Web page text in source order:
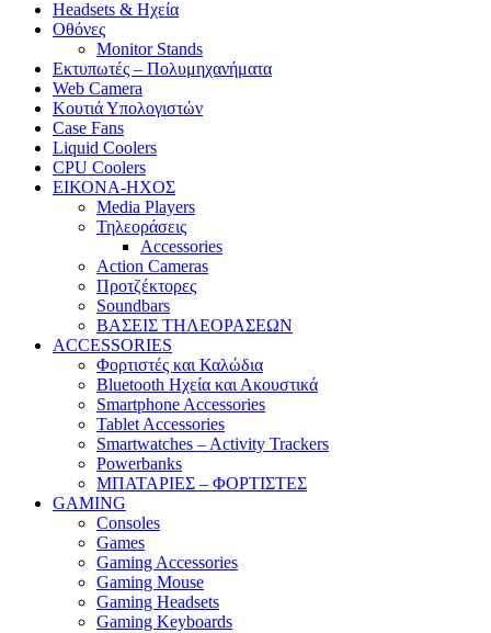
Headsets & Ηχεία
Οθόνες
Monitor Stands
Εκτυπωτές – Πολυμηχανήματα
Web Camera
Κουτιά Υπολογιστών
Case Fans
Liquid Coolers
CPU Coolers
ΕΙΚΟΝΑ-ΗΧΟΣ
Media Players
Τηλεοράσεις
Accessories
Action Cameras
Προτζέκτορες
Soundbars
ΒΑΣΕΙΣ ΤΗΛΕΟΡΑΣΕΩΝ
ACCESSORIES
Φορτιστές και Καλώδια
Bluetooth Ηχεία και Ακουστικά
Smartphone Accessories
Tablet Accessories
Smartwatches – Activity Trackers
Powerbanks
ΜΠΑΤΑΡΙΕΣ – ΦΟΡΤΙΣΤΕΣ
GAMING
Consoles
Games
Gaming Accessories
Gaming Mouse
Gaming Headsets
Gaming Keyboards